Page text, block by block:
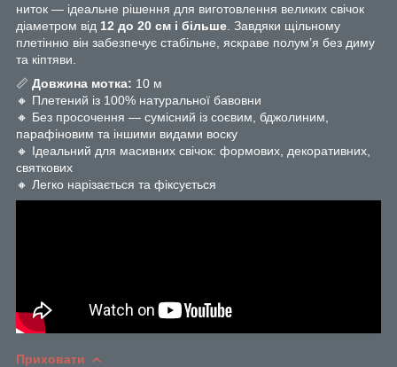
ниток — ідеальне рішення для виготовлення великих свічок
діаметром від 12 до 20 см і більше . Завдяки щільному
плетінню він забезпечує стабільне, яскраве полум’я без диму
та кіптяви.
📏 Довжина мотка: 10 м
🔸 Плетений із 100% натуральної бавовни
🔸 Без просочення — сумісний із соєвим, бджолиним,
парафіновим та іншими видами воску
🔸 Ідеальний для масивних свічок: формових, декоративних,
святкових
🔸 Легко нарізається та фіксується
Приховати